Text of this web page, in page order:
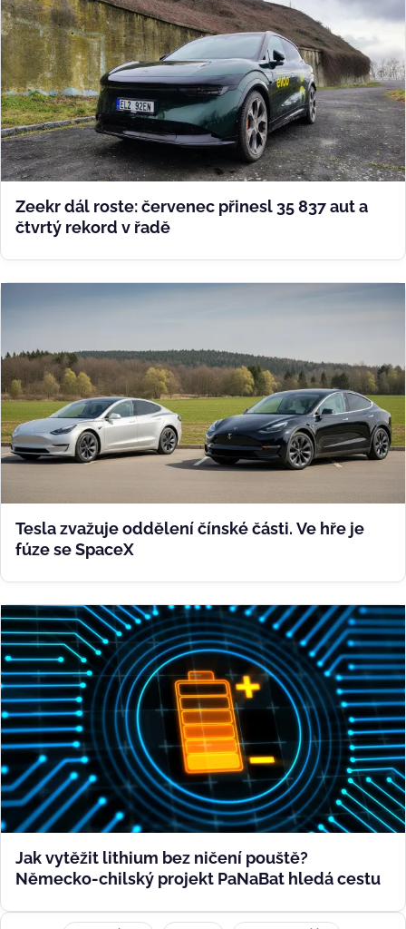
Zeekr dál roste: červenec přinesl 35 837 aut a
čtvrtý rekord v řadě
Tesla zvažuje oddělení čínské části. Ve hře je
fúze se SpaceX
Jak vytěžit lithium bez ničení pouště?
Německo-chilský projekt PaNaBat hledá cestu